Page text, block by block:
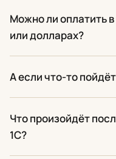
Можно ли оплатить
или долларах?
А если что-то
Что произойдёт
1С?